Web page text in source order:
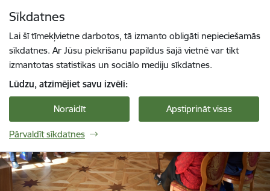
Sīkdatnes
Lai šī tīmekļvietne darbotos, tā izmanto obligāti nepieciešamās
sīkdatnes. Ar Jūsu piekrišanu papildus šajā vietnē var tikt
izmantotas statistikas un sociālo mediju sīkdatnes.
Lūdzu, atzīmējiet savu izvēli:
Noraidīt Apstiprināt visas
Pārvaldīt sīkdatnes
1 / 11